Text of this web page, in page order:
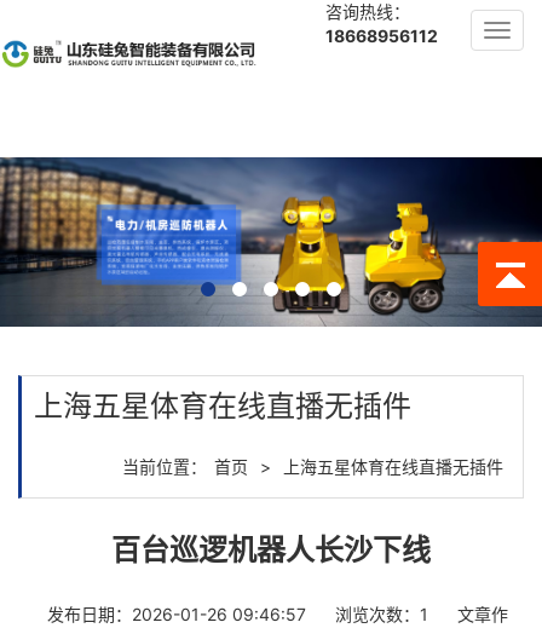
咨询热线：
18668956112
上海五星体育在线直播无插件
当前位置： 首页 > 上海五星体育在线直播无插件
百台巡逻机器人长沙下线
发布日期：2026-01-26 09:46:57 浏览次数：1
文章作